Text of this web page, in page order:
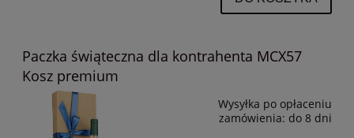
Paczka świąteczna dla kontrahenta MCX57
Kosz premium
Wysyłka po opłaceniu
zamówienia: do 8 dni